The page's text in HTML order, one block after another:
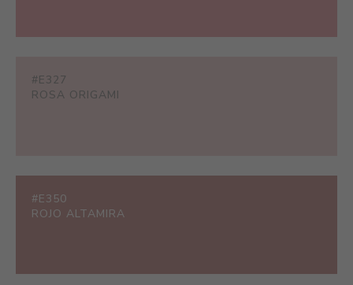
#E327
ROSA ORIGAMI
#E350
ROJO ALTAMIRA